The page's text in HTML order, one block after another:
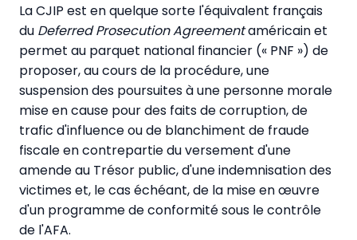
La CJIP est en quelque sorte l'équivalent français
du Deferred Prosecution Agreementaméricain et
permet au parquet national financier (« PNF ») de
proposer, au cours de la procédure, une
suspension des poursuites à une personne morale
mise en cause pour des faits de corruption, de
trafic d'influence ou de blanchiment de fraude
fiscale en contrepartie du versement d'une
amende au Trésor public, d'une indemnisation des
victimes et, le cas échéant, de la mise en œuvre
d'un programme de conformité sous le contrôle
de l'AFA.